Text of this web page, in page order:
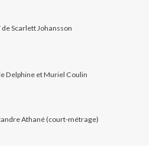
de Scarlett Johansson
Delphine et Muriel Coulin
Athané (court-métrage)